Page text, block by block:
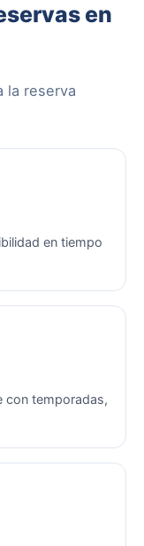
en
la reserva
en tiempo
con temporadas,